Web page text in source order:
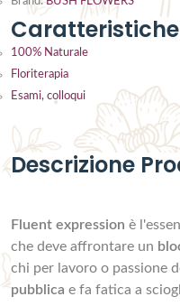
Caratteristiche
100% Naturale
Floriterapia
Esami, colloqui
Descrizione
Fluent expression è
che deve affrontare un
chi per lavoro o passione
pubblica e fa fatica a